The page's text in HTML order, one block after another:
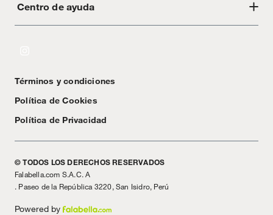
Acerca de Crate
Centro de ayuda
Textos Legales
Términos y condiciones
Política de Cookies
Política de Privacidad
© TODOS LOS DERECHOS RESERVADOS
Falabella.com S.A.C. A
. Paseo de la República 3220, San Isidro, Perú
Powered by